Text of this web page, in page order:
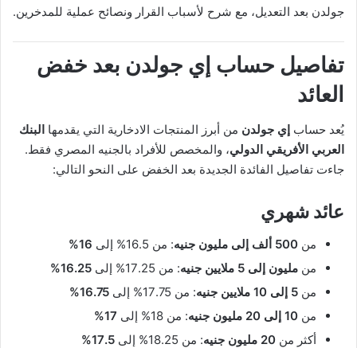
جولدن بعد التعديل، مع شرح لأسباب القرار ونصائح عملية للمدخرين.
تفاصيل حساب إي جولدن بعد خفض
العائد
يُعد حساب إي جولدن من أبرز المنتجات الادخارية التي يقدمها البنك
العربي الأفريقي الدولي، والمخصص للأفراد بالجنيه المصري فقط.
جاءت تفاصيل الفائدة الجديدة بعد الخفض على النحو التالي:
عائد شهري
من 500 ألف إلى مليون جنيه : من 16.5% إلى
16%
من مليون إلى 5 ملايين جنيه : من 17.25% إلى
16.25%
من 5 إلى 10 ملايين جنيه : من 17.75% إلى
16.75%
من 10 إلى 20 مليون جنيه : من 18% إلى
17%
أكثر من 20 مليون جنيه : من 18.25% إلى 17.5%